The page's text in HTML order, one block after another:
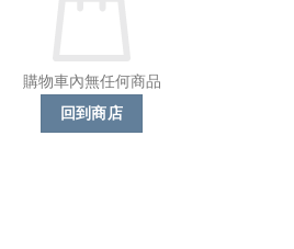
購物車內無任何商品
回到商店